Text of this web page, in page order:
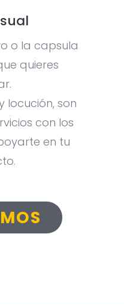
o la capsula
quieres
locución, son
con los
en tu